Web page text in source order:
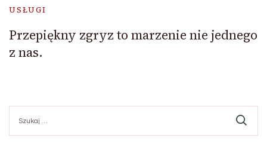
USŁUGI
Przepiękny zgryz to marzenie nie jednego
z nas.